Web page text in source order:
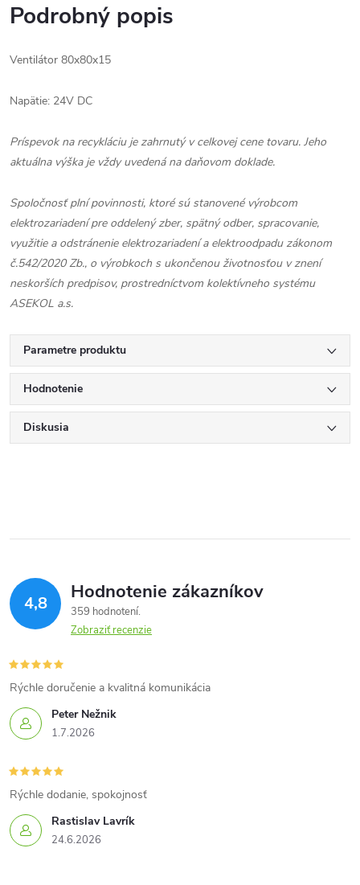
Podrobný popis
Ventilátor 80x80x15
Napätie: 24V DC
Príspevok na recykláciu je zahrnutý v celkovej cene tovaru. Jeho
aktuálna výška je vždy uvedená na daňovom doklade.
Spoločnosť plní povinnosti, ktoré sú stanovené výrobcom
elektrozariadení pre oddelený zber, spätný odber, spracovanie,
využitie a odstránenie elektrozariadení a elektroodpadu zákonom
č.542/2020 Zb., o výrobkoch s ukončenou životnosťou v znení
neskorších predpisov, prostredníctvom kolektívneho systému
ASEKOL a.s.
Parametre produktu
Hodnotenie
Diskusia
4,8 Hodnotenie zákazníkov
359 hodnotení
Zobraziť recenzie
Peter Nežnik
1.7.2026
Rýchle doručenie a kvalitná komunikácia
Rastislav Lavrík
24.6.2026
Rýchle dodanie, spokojnosť